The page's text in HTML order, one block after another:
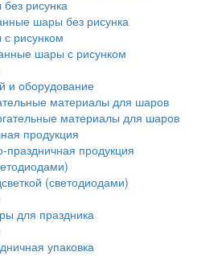
шары без рисунка
шары с рисунком
и оборудование
материалы для шаров
праздничная продукция
(светодиодами)
для праздника
упаковка